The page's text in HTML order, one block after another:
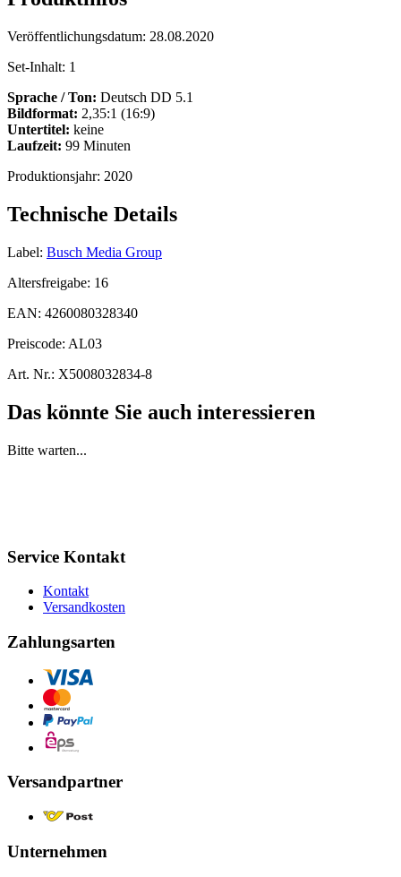
Veröffentlichungsdatum: 28.08.2020
Set-Inhalt: 1
Sprache / Ton: Deutsch DD 5.1
Bildformat: 2,35:1 (16:9)
Untertitel: keine
Laufzeit: 99 Minuten
Produktionsjahr: 2020
Technische Details
Label: Busch Media Group
Altersfreigabe: 16
EAN: 4260080328340
Preiscode: AL03
Art. Nr.: X5008032834-8
Das könnte Sie auch interessieren
Bitte warten...
Service Kontakt
Kontakt
Versandkosten
Zahlungsarten
Versandpartner
Unternehmen